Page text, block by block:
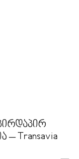
– Transavia